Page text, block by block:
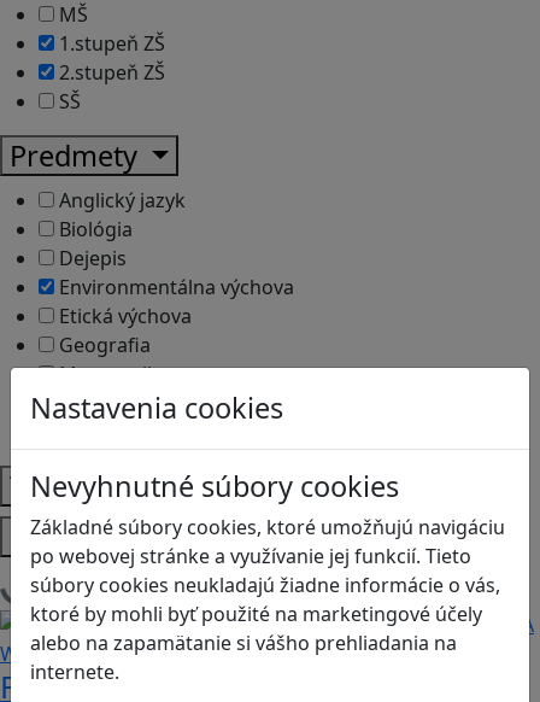
Nastavenia cookies
Nevyhnutné súbory cookies
Základné súbory cookies, ktoré umožňujú navigáciu
po webovej stránke a využívanie jej funkcií. Tieto
súbory cookies neukladajú žiadne informácie o vás,
ktoré by mohli byť použité na marketingové účely
alebo na zapamätanie si vášho prehliadania na
internete.
MŠ
1.stupeň ZŠ
2.stupeň ZŠ
SŠ
Predmety
Anglický jazyk
Biológia
Dejepis
Environmentálna výchova
Etická výchova
Geografia
Matematika
Občianska náuka
Témy
Platformy
Načítam blogy
Fotografujte zvieratká, aby ste